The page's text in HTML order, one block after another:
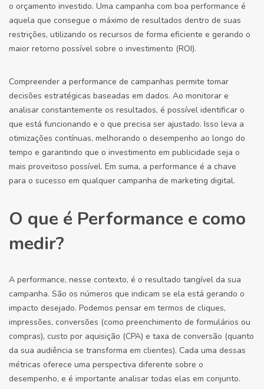
o orçamento investido. Uma campanha com boa performance é
aquela que consegue o máximo de resultados dentro de suas
restrições, utilizando os recursos de forma eficiente e gerando o
maior retorno possível sobre o investimento (ROI).
Compreender a performance de campanhas permite tomar
decisões estratégicas baseadas em dados. Ao monitorar e
analisar constantemente os resultados, é possível identificar o
que está funcionando e o que precisa ser ajustado. Isso leva a
otimizações contínuas, melhorando o desempenho ao longo do
tempo e garantindo que o investimento em publicidade seja o
mais proveitoso possível. Em suma, a performance é a chave
para o sucesso em qualquer campanha de marketing digital.
O que é Performance e como
medir?
A performance, nesse contexto, é o resultado tangível da sua
campanha. São os números que indicam se ela está gerando o
impacto desejado. Podemos pensar em termos de cliques,
impressões, conversões (como preenchimento de formulários ou
compras), custo por aquisição (CPA) e taxa de conversão (quanto
da sua audiência se transforma em clientes). Cada uma dessas
métricas oferece uma perspectiva diferente sobre o
desempenho, e é importante analisar todas elas em conjunto.